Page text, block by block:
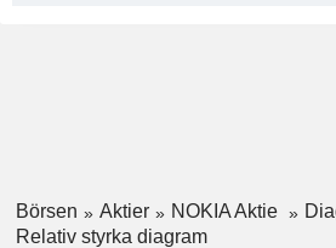
Börsen Aktier NOKIA Aktie
Relativ styrka diagram